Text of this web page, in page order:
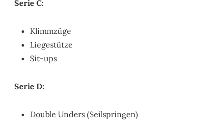
Serie C:
Klimmzüge
Liegestütze
Sit-ups
Serie D:
Double Unders (Seilspringen)